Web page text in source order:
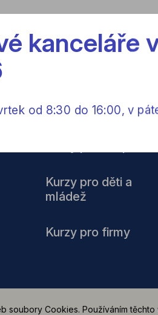
Kurzy pro děti a
mládež
Kurzy pro firmy
kanceláře
od 8:30 do 16:00, v
Cookies. Používáním